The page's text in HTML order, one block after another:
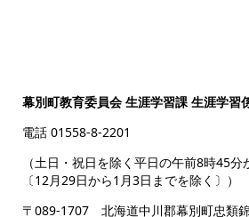
幕別町教育委員会 生涯学習課 生涯学習
電話 01558-8-2201
（土日・祝日を除く平日の午前8時45
〔12月29日から1月3日までを除く〕）
〒089-1707 北海道中川郡幕別町忠類